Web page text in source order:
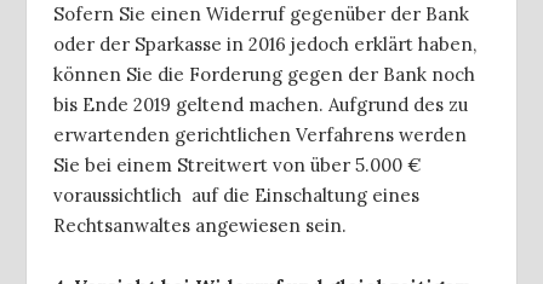
Sofern Sie einen Widerruf gegenüber der Bank
oder der Sparkasse in 2016 jedoch erklärt haben,
können Sie die Forderung gegen der Bank noch
bis Ende 2019 geltend machen. Aufgrund des zu
erwartenden gerichtlichen Verfahrens werden
Sie bei einem Streitwert von über 5.000 €
voraussichtlich auf die Einschaltung eines
Rechtsanwaltes angewiesen sein.